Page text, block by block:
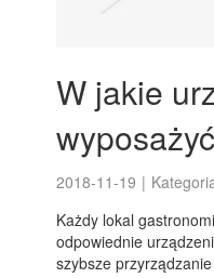
W jakie
2018-11-19 |
Każdy lokal
odpowiednie
szybsze